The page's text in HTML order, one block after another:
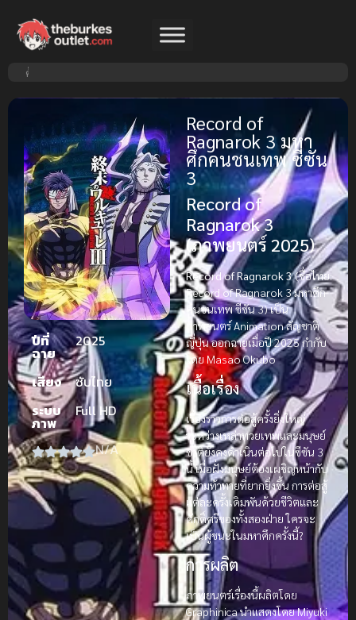
ปีที่
ฉาย
2025
เสียง
ซับไทย
ระบบ
ภาพ
Full HD
N/A
Record of
Ragnarok 3 มหา
ศึกคนชนเทพ ซีซัน
3
Record of
Ragnarok 3
(ภาพยนตร์ 2025)
Record of Ragnarok 3(ชื่อไทย:
Record of Ragnarok 3 มหาศึก
คนชนเทพ ซีซัน 3) เป็น
ภาพยนตร์ Animation สัญชาติ
ญี่ปุ่น ออกฉายเมื่อปี 2025 กำกับ
โดย Masao Okubo
เนื้อเรื่อง
เรื่องราวการต่อสู้ครั้งยิ่งใหญ่
ระหว่างเหล่าทวยเทพและมนุษย์
ชาติยังคงดำเนินต่อไปในซีซัน 3
นี้ เมื่อฝั่งมนุษย์ต้องเผชิญหน้ากับ
ความท้าทายที่ยากยิ่งขึ้น การต่อสู้
แต่ละครั้งเดิมพันด้วยชีวิตและ
ศักดิ์ศรีของทั้งสองฝ่าย ใครจะ
เป็นผู้ชนะในมหาศึกครั้งนี้?
การผลิต
ภาพยนตร์เรื่องนี้ผลิตโดย
Graphinica นำแสดงโดย Miyuki